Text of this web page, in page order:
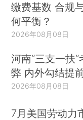
缴费基数 合规
何平衡？
2026年08月08日
河南“三支一扶
弊 内外勾结提
2026年08月08日
7月美国劳动力